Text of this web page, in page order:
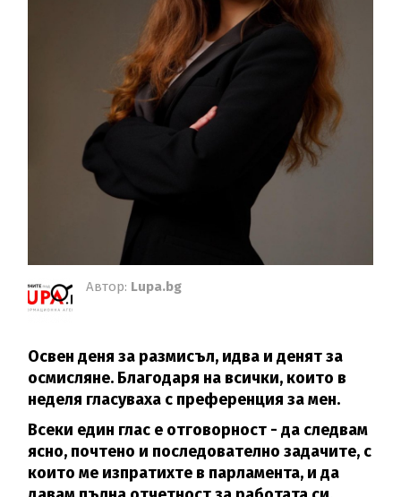
Автор: Lupa.bg
Освен деня за размисъл, идва и денят за
осмисляне. Благодаря на всички, които в
неделя гласуваха с преференция за мен.
Всеки един глас е отговорност - да следвам
ясно, почтено и последователно задачите, с
които ме изпратихте в парламента, и да